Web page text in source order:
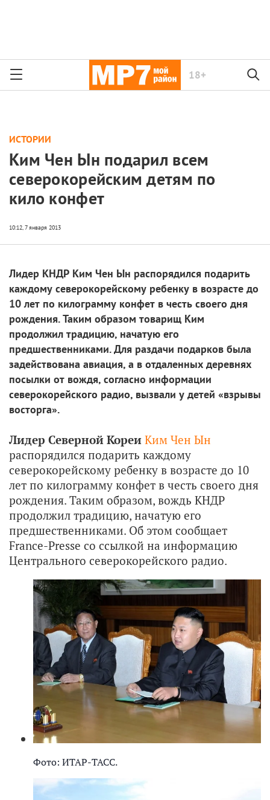
18+
ИСТОРИИ
Ким Чен Ын подарил всем
северокорейским детям по
кило конфет
Лидер КНДР Ким Чен Ын распорядился подарить
каждому северокорейскому ребенку в возрасте до
10 лет по килограмму конфет в честь своего дня
рождения. Таким образом товарищ Ким
продолжил традицию, начатую его
предшественниками. Для раздачи подарков была
задействована авиация, а в отдаленных деревнях
посылки от вождя, согласно информации
северокорейского радио, вызвали у детей «взрывы
восторга».
Лидер Северной Кореи Ким Чен Ын
распорядился подарить каждому
северокорейскому ребенку в возрасте до 10
лет по килограмму конфет в честь своего дня
рождения. Таким образом, вождь КНДР
продолжил традицию, начатую его
предшественниками. Об этом сообщает
France-Presse со ссылкой на информацию
Центрального северокорейского радио.
Фото: ИТАР-ТАСС.